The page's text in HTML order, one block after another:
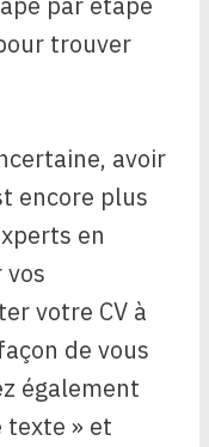
trouver
avoir
encore plus
en
votre CV à
de vous
également
texte » et